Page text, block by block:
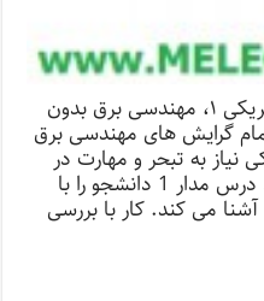
فیلم های آموزشی مدارهای الکتریکی ۱، مهندسی برق بدون
گرایش های مهندسی برق
نیاز به تبحر و مهارت در
تحلیل مدارهای الکتریکی دارند. درس مدار 1 دانشجو را با
می کند. کار با بررسی